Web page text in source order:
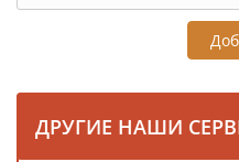
ДРУГИЕ НАШИ